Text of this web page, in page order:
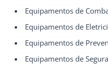
Equipamentos de
Equipamentos de
Equipamentos de
Equipamentos de